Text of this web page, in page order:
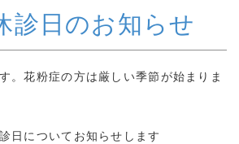
診日のお知らせ
。花粉症の方は厳しい季節が始まりま
日についてお知らせします